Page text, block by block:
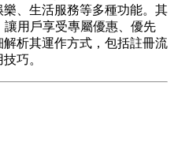
、生活服務等多種功能。其
用戶享受專屬優惠、優先
析其運作方式，包括註冊流
巧。